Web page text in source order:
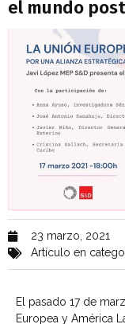
el mundo post
23 marzo, 2021
Artículo en
El pasado 17 de
Europea y América